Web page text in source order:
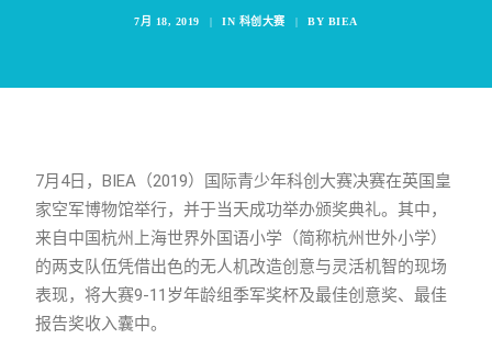
7月 18, 2019 | IN 科创大赛 | BY BIEA
7月4日，BIEA（2019）国际青少年科创大赛决赛在英国皇
家空军博物馆举行，并于当天成功举办颁奖典礼。其中，
来自中国杭州上海世界外国语小学（简称杭州世外小学）
的两支队伍凭借出色的无人机改造创意与灵活机智的现场
表现，将大赛9-11岁年龄组季军奖杯及最佳创意奖、最佳
报告奖收入囊中。